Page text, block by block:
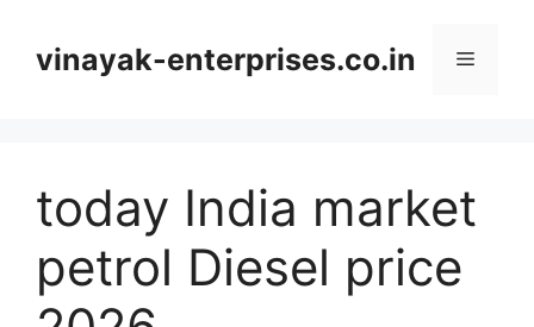
contentvinayak-enterprises.co.in Menu
today India market
petrol Diesel price